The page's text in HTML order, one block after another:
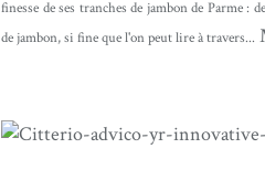
finesse de ses tranches de jambon de Parme :
de jambon, si fine que l'on peut lire à travers...